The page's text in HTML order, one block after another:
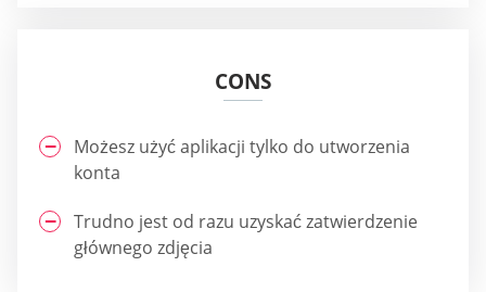
CONS
Możesz użyć aplikacji tylko do utworzenia
konta
Trudno jest od razu uzyskać zatwierdzenie
głównego zdjęcia